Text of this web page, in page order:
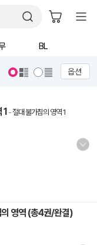
BL
옵션
1 -절대 불가침의 영역 1
영역 (총4권/완결)